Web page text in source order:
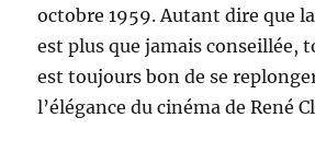
octobre 1959. Autant dire que
est plus que jamais conseillée,
est toujours bon de se
l’élégance du cinéma de René